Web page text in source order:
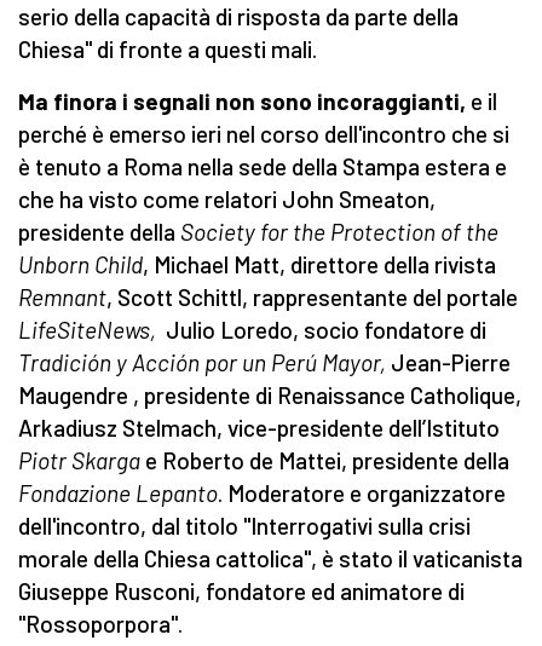
serio della capacità di risposta da parte della
Chiesa" di fronte a questi mali.
Ma finora i segnali non sono incoraggianti, e il
perché è emerso ieri nel corso dell'incontro che si
è tenuto a Roma nella sede della Stampa estera e
che ha visto come relatori John Smeaton,
presidente della Society for the Protection of the
Unborn Child, Michael Matt, direttore della rivista
Remnant, Scott Schittl, rappresentante del portale
LifeSiteNews, Julio Loredo, socio fondatore di
Tradición y Acción por un Perú Mayor, Jean-Pierre
Maugendre , presidente di Renaissance Catholique,
Arkadiusz Stelmach, vice-presidente dell’Istituto
Piotr Skarga e Roberto de Mattei, presidente della
Fondazione Lepanto. Moderatore e organizzatore
dell'incontro, dal titolo "Interrogativi sulla crisi
morale della Chiesa cattolica", è stato il vaticanista
Giuseppe Rusconi, fondatore ed animatore di
"Rossoporpora".